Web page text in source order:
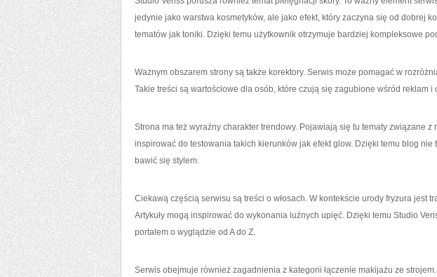
jedynie jako warstwa kosmetyków, ale jako efekt, który zaczyna się od dobrej
tematów jak toniki. Dzięki temu użytkownik otrzymuje bardziej kompleksowe
Ważnym obszarem strony są także korektory. Serwis może pomagać w
Takie treści są wartościowe dla osób, które czują się zagubione wśród reklam
Strona ma też wyraźny charakter trendowy. Pojawiają się tu tematy związane z
inspirować do testowania takich kierunków jak efekt glow. Dzięki temu blog
bawić się stylem.
Ciekawą częścią serwisu są treści o włosach. W kontekście urody fryzura jest
Artykuły mogą inspirować do wykonania luźnych upięć. Dzięki temu Studio
portalem o wyglądzie od A do Z.
Serwis obejmuje również zagadnienia z kategorii łączenie makijażu ze